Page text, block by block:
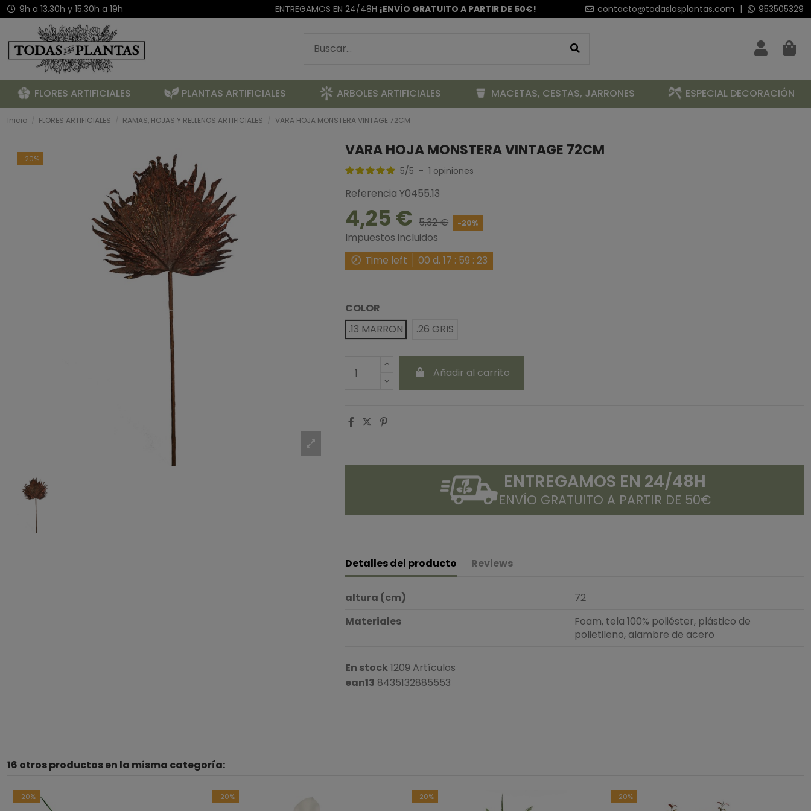
9h a 13.30h y 15.30h a 19h ENTREGAMOS EN 24/48H ¡ENVÍO GRATUITO A PARTIR DE 50€! contacto@todaslasplantas.com | 953505329
FLORES ARTIFICIALES PLANTAS ARTIFICIALES ARBOLES ARTIFICIALES MACETAS, CESTAS, JARRONES ESPECIAL DECORACIÓN
Inicio FLORES ARTIFICIALES RAMAS, HOJAS Y RELLENOS ARTIFICIALES VARA HOJA MONSTERA VINTAGE 72CM
-20% VARA HOJA MONSTERA VINTAGE 72CM
5/5 - 1 opiniones
Referencia Y0455.13
4,25 € 5,32 € -20%
Impuestos incluidos
Time left
00 d. 17 : 59 : 23
COLOR
.13 MARRON
.26 GRIS
Añadir al carrito
ENTREGAMOS EN 24/48H
ENVÍO GRATUITO A PARTIR DE 50€
Detalles del producto Reviews
altura (cm)
72
Materiales
Foam, tela 100% poliéster, plástico de
polietileno, alambre de acero
En stock1209 Artículos
ean13 8435132885553
16 otros productos en la misma categoría:
-20% -20% -20% -20%